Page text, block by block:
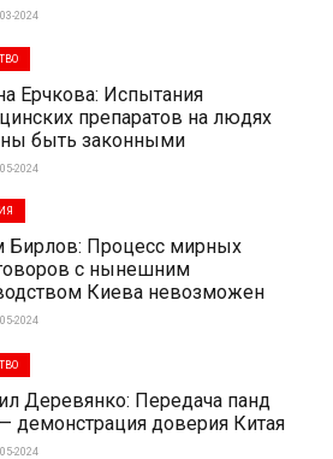
2024
Ерчкова: Испытания
препаратов на людях
быть законными
2024
Бирлов: Процесс мирных
с нынешним
Киева невозможен
2024
Деревянко: Передача панд
демонстрация доверия Китая
2024